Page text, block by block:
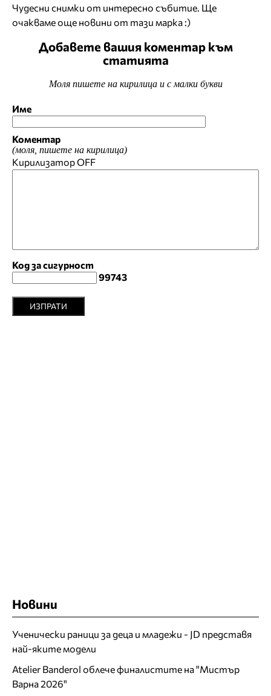
Чудесни снимки от интересно събитие. Ще
очакваме още новини от тази марка :)
Добавете вашия коментар към
статията
Моля пишете на кирилица и с малки букви
Име
Коментар
(моля, пишете на кирилица)
КирилизаторOFF
Код за сигурност
99743
ИЗПРАТИ
Новини
Ученически раници за деца и младежи - JD представя
най-яките модели
Atelier Banderol облече финалистите на "Мистър
Варна 2026"